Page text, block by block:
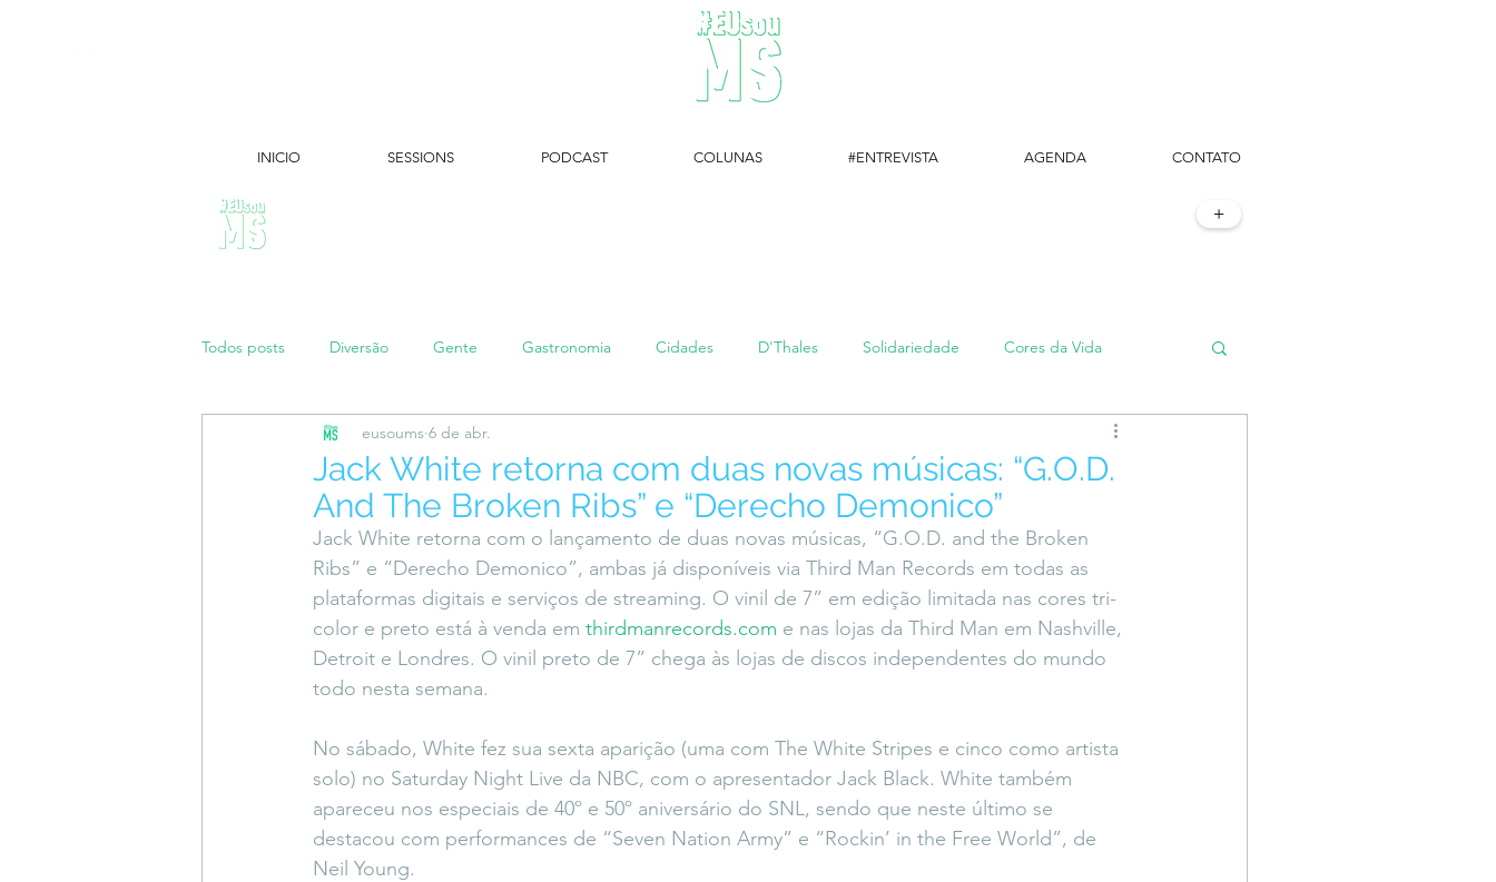
Todos posts Diversão Gente Gastronomia Cidades D'Thales Solidariedade Cores da Vida
Papo de Mãe #maratonei #TôemSampa, meu!
Coluna do Vasques #DescomplicaLara #entrevista Entre Palavras Fora da Curva
DESIMAGINAR Saiba Direito
Jack White retorna com duas novas músicas: “G.O.D.
And The Broken Ribs” e “Derecho Demonico”
eusoums 6 de abr.
Jack White retorna com o lançamento de duas novas músicas, “G.O.D. and the Broken
Ribs” e “Derecho Demonico”, ambas já disponíveis via Third Man Records em todas as
plataformas digitais e serviços de streaming. O vinil de 7” em edição limitada nas cores tri-
color e preto está à venda em thirdmanrecords.com e nas lojas da Third Man em Nashville,
Detroit e Londres. O vinil preto de 7” chega às lojas de discos independentes do mundo
todo nesta semana.
No sábado, White fez sua sexta aparição (uma com The White Stripes e cinco como artista
solo) no Saturday Night Live da NBC, com o apresentador Jack Black. White também
apareceu nos especiais de 40º e 50º aniversário do SNL, sendo que neste último se
destacou com performances de “Seven Nation Army” e “Rockin’ in the Free World”, de
Neil Young.
+
INICIO SESSIONS PODCAST COLUNAS #ENTREVISTA AGENDA CONTATO